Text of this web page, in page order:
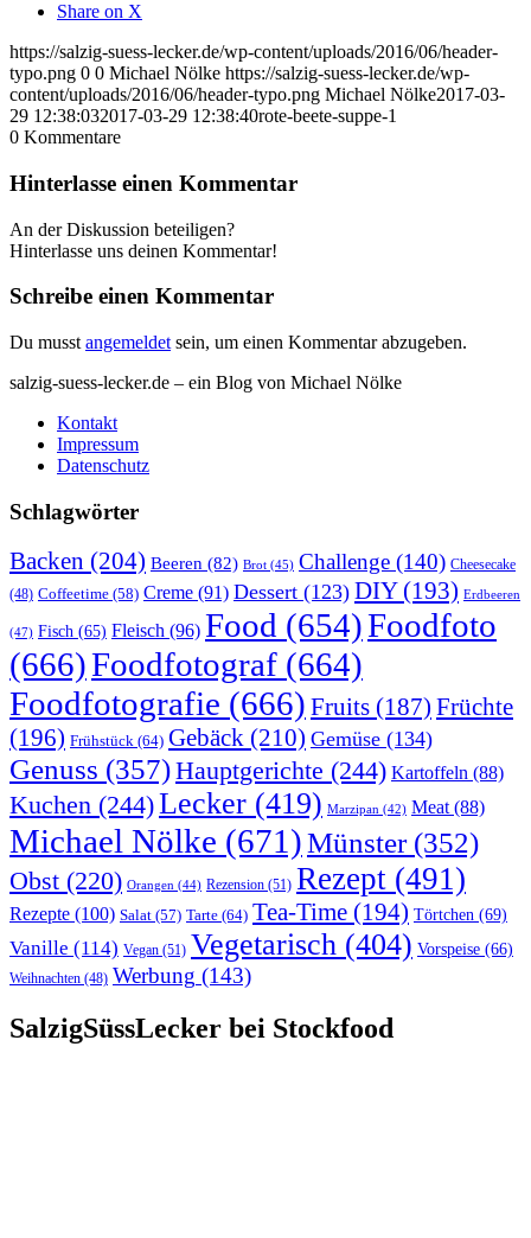
Share on X
https://salzig-suess-lecker.de/wp-content/uploads/2016/06/header-
typo.png 0 0 Michael Nölke https://salzig-suess-lecker.de/wp-
content/uploads/2016/06/header-typo.png Michael Nölke2017-03-
29 12:38:032017-03-29 12:38:40rote-beete-suppe-1
0 Kommentare
Hinterlasse einen Kommentar
An der Diskussion beteiligen?
Hinterlasse uns deinen Kommentar!
Schreibe einen Kommentar
Du musst angemeldet sein, um einen Kommentar abzugeben.
salzig-suess-lecker.de – ein Blog von Michael Nölke
Kontakt
Impressum
Datenschutz
Schlagwörter
Backen (204) Beeren (82) Brot (45) Challenge (140) Cheesecake
(48) Coffeetime (58) Creme (91) Dessert (123) DIY(193) Erdbeeren
(47) Fisch (65) Fleisch (96) Food (654)Foodfoto
(666)Foodfotograf (664)
Foodfotografie (666) Fruits (187) Früchte
(196) Frühstück (64) Gebäck (210) Gemüse (134)
Genuss (357)Hauptgerichte (244) Kartoffeln (88)
Kuchen (244)Lecker (419) Marzipan (42) Meat(88)
Michael Nölke (671)Münster(352)
Obst (220) Orangen (44) Rezension (51) Rezept (491)
Rezepte (100) Salat (57) Tarte (64) Tea-Time (194) Törtchen (69)
Vanille (114) Vegan (51) Vegetarisch (404) Vorspeise (66)
Weihnachten (48) Werbung (143)
SalzigSüssLecker bei Stockfood